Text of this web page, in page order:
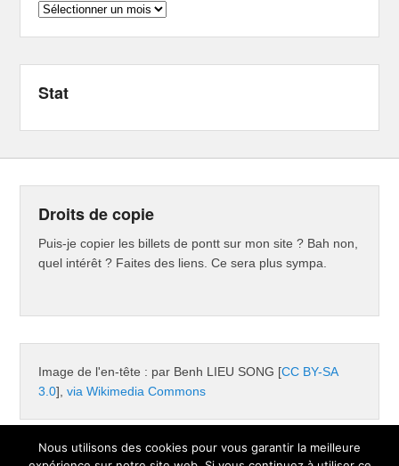
Archives
Stat
Droits de copie
Puis-je copier les billets de pontt sur mon site ? Bah non,
quel intérêt ? Faites des liens. Ce sera plus sympa.
Image de l'en-tête : par Benh LIEU SONG [CC BY-SA
3.0],via Wikimedia Commons
Nous utilisons des cookies pour vous garantir la meilleure